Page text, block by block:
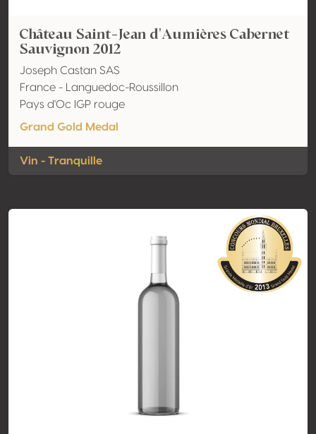
Château Saint-Jean d'Aumières Cabernet
Sauvignon 2012
Joseph Castan SAS
France - Languedoc-Roussillon
Pays d'Oc IGP rouge
Grand Gold Medal
Vin - Tranquille